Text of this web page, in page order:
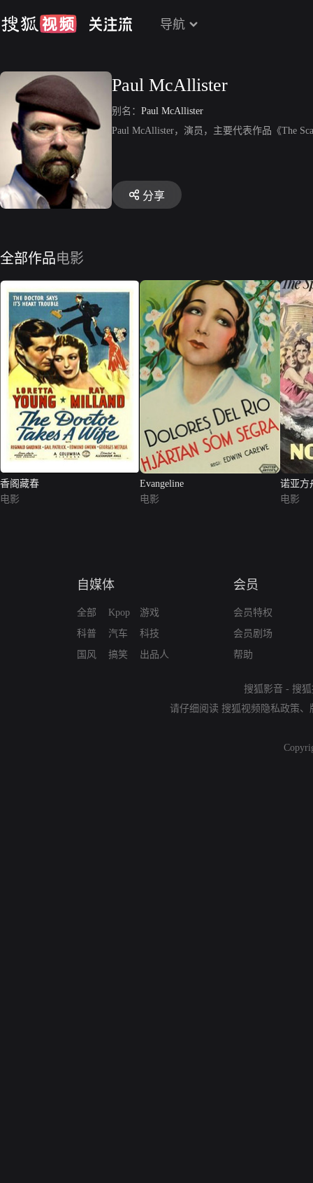
导航
Paul McAllister
别名： Paul McAllister
Paul McAllister，演员，主要代表作品《The
分享
全部作品电影
香阁藏春
电影
Evangeline
电影
诺亚方
电影
自媒体
全部
科普
国风
Kpop
汽车
搞笑
游戏
科技
出品人
会员
会员特权
会员剧场
帮助
搜狐影音 - 搜
请仔细阅读 搜狐视频隐私政策、